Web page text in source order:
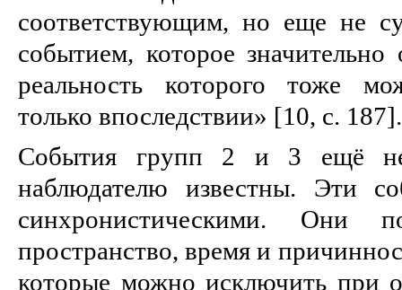
соответствующим, но еще не
событием, которое
реальность которого тоже
только впоследствии» [10, c. 187].
События групп 2 и 3 ещё
наблюдателю известны. Эти
синхронистическими. Они
пространство, время и
которые можно исключить при